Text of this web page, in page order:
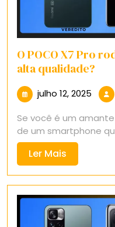
O POCO X7 Pro
alta qualidade?
julho 12, 2025 julho
2025
Se você é um
de um smartphone
Ler Mais
Mais